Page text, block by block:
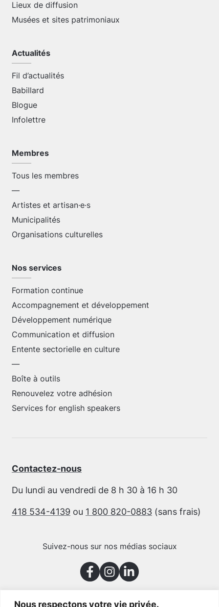
Nous respectons votre vie privée.
Lieux de diffusion
Musées et sites patrimoniaux
Actualités
Fil d’actualités
Babillard
Blogue
Infolettre
Membres
Tous les membres
—
Artistes et artisan·e·s
Municipalités
Organisations culturelles
Nos services
Formation continue
Accompagnement et développement
Développement numérique
Communication et diffusion
Entente sectorielle en culture
—
Boîte à outils
Renouvelez votre adhésion
Services for english speakers
Contactez-nous
Du lundi au vendredi de 8 h 30 à 16 h 30
418 534-4139 ou 1 800 820-0883 (sans frais)
Suivez-nous sur nos médias sociaux